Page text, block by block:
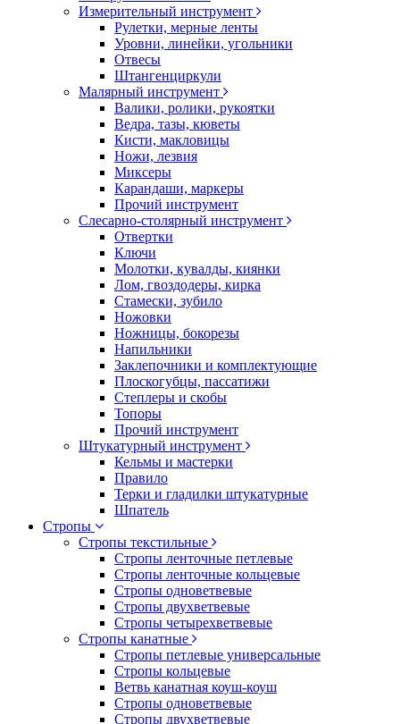
Измерительный инструмент
Рулетки, мерные ленты
Уровни, линейки, угольники
Отвесы
Штангенциркули
Малярный инструмент
Валики, ролики, рукоятки
Ведра, тазы, кюветы
Кисти, макловицы
Ножи, лезвия
Миксеры
Карандаши, маркеры
Прочий инструмент
Слесарно-столярный инструмент
Отвертки
Ключи
Молотки, кувалды, киянки
Лом, гвоздодеры, кирка
Стамески, зубило
Ножовки
Ножницы, бокорезы
Напильники
Заклепочники и комплектующие
Плоскогубцы, пассатижи
Степлеры и скобы
Топоры
Прочий инструмент
Штукатурный инструмент
Кельмы и мастерки
Правило
Терки и гладилки штукатурные
Шпатель
Стропы
Стропы текстильные
Стропы ленточные петлевые
Стропы ленточные кольцевые
Стропы одноветвевые
Стропы двухветвевые
Стропы четырехветвевые
Стропы канатные
Стропы петлевые универсальные
Стропы кольцевые
Ветвь канатная коуш-коуш
Стропы одноветвевые
Стропы двухветвевые